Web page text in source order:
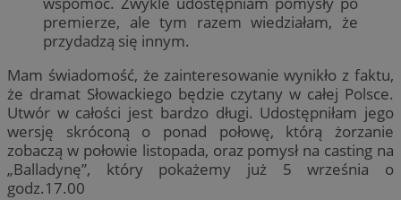
premierze, ale tym razem wiedziałam, że
przydadzą się innym.
Mam świadomość, że zainteresowanie wynikło z faktu,
że dramat Słowackiego będzie czytany w całej Polsce.
Utwór w całości jest bardzo długi. Udostępniłam jego
wersję skróconą o ponad połowę, którą żorzanie
zobaczą w połowie listopada, oraz pomysł na casting na
„Balladynę”, który pokażemy już 5 września o
godz.17.00